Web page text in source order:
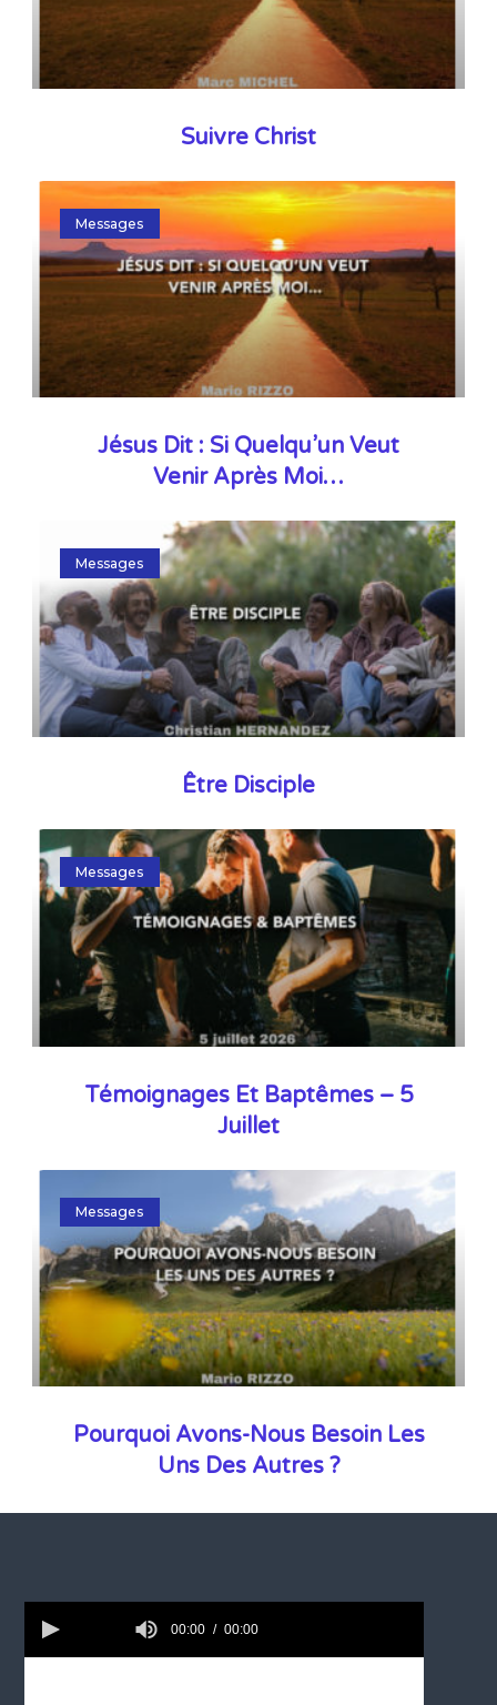
Suivre Christ
Messages
Jésus Dit : Si Quelqu’un Veut
Venir Après Moi…
Messages
Être Disciple
Messages
Témoignages Et Baptêmes – 5
Juillet
Messages
Pourquoi Avons-Nous Besoin Les
Uns Des Autres ?